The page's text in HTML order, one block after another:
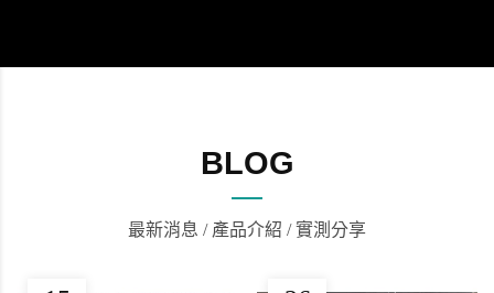
BLOG
最新消息 / 產品介紹 / 實測分享